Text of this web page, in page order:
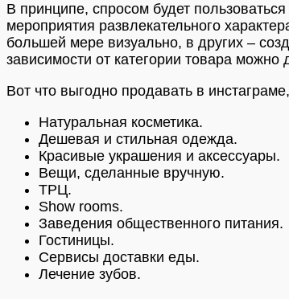
В принципе, спросом будет
мероприятия развлекательного
большей мере визуально, в других –
зависимости от категории товара можно
Вот что выгодно продавать в
Натуральная косметика.
Дешевая и стильная одежда.
Красивые украшения и аксессуары.
Вещи, сделанные вручную.
ТРЦ.
Show rooms.
Заведения общественного питания.
Гостиницы.
Сервисы доставки еды.
Лечение зубов.